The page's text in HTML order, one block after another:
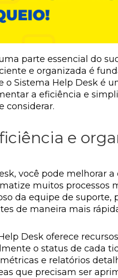
parte essencial do
e organizada é
o Sistema Help Desk é
a eficiência e
considerar.
e
você pode melhorar
muitos processos
da equipe de
de maneira mais
Desk oferece
o status de cada
e relatórios
que precisam ser